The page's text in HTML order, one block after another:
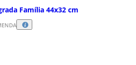
Família 44x32 cm